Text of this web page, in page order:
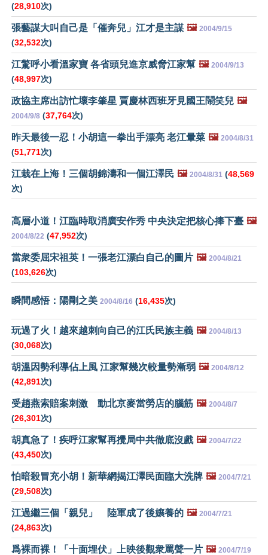
(28,910次)
張藝謀大叫自己是「催奔兒」江才是主謀 🖼️ 2004/9/15
(32,532次)
江驚呼小看溫家寶 各省頭兒進京威脅江家幫 🖼️ 2004/9/13
(48,997次)
政協主席出訪忙壞李肇星 賈慶林西班牙見國王鬧笑兒 🖼️
2004/9/8 (37,764次)
昨天最後一忍！小胡這一拳出手漂亮 老江暈菜 🖼️ 2004/8/31
(51,771次)
江栽在上海！三個胡錦濤和一個江澤民 🖼️ 2004/8/31 (48,569
次)
高層小道！江臨時取消廣安作秀 中央決定把核心捧下臺 🖼️
2004/8/22 (47,952次)
當衆委屈宋祖英！一張老江漂白自己的圖片 🖼️ 2004/8/21
(103,626次)
瞬間感悟：陽剛之美 2004/8/16 (16,435次)
玩過了火！越來越刺向自己的江氏民族主義 🖼️ 2004/8/13
(30,068次)
胡溫因勢利導佔上風 江家幫幾次較量勢漸弱 🖼️ 2004/8/12
(42,891次)
受趙燕索賠案刺激 動北京麥當勞店的腦筋 🖼️ 2004/8/7
(26,301次)
胡真急了！疾呼江家幫再攪局中共徹底沒戲 🖼️ 2004/7/22
(43,450次)
怕暗殺冒充小胡！新華網揭江澤民面臨大洗牌 🖼️ 2004/7/21
(29,508次)
江過繼三個「親兒」 陸軍成了後孃養的 🖼️ 2004/7/21
(24,863次)
爲裸而裸！「十面埋伏」上映後觀衆罵聲一片 🖼️ 2004/7/19